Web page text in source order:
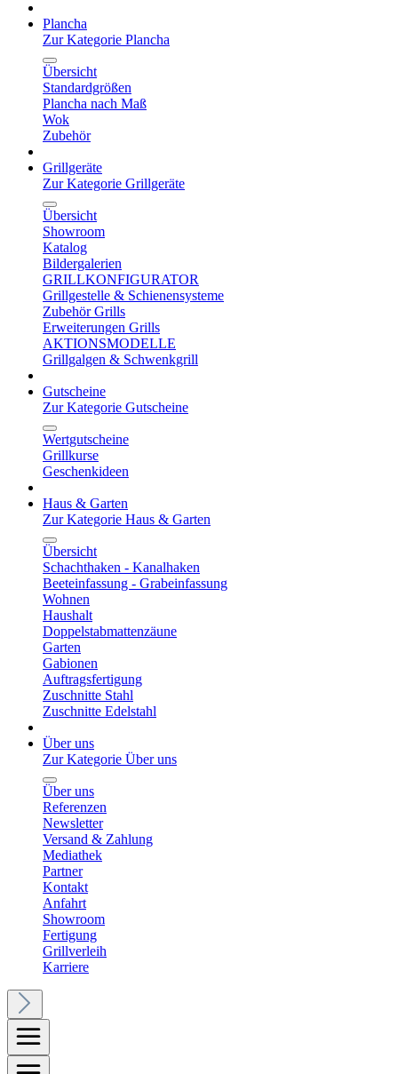
Plancha
Zur Kategorie Plancha
Übersicht
Standardgrößen
Plancha nach Maß
Wok
Zubehör
Grillgeräte
Zur Kategorie Grillgeräte
Übersicht
Showroom
Katalog
Bildergalerien
GRILLKONFIGURATOR
Grillgestelle & Schienensysteme
Zubehör Grills
Erweiterungen Grills
AKTIONSMODELLE
Grillgalgen & Schwenkgrill
Gutscheine
Zur Kategorie Gutscheine
Wertgutscheine
Grillkurse
Geschenkideen
Haus & Garten
Zur Kategorie Haus & Garten
Übersicht
Schachthaken - Kanalhaken
Beeteinfassung - Grabeinfassung
Wohnen
Haushalt
Doppelstabmattenzäune
Garten
Gabionen
Auftragsfertigung
Zuschnitte Stahl
Zuschnitte Edelstahl
Über uns
Zur Kategorie Über uns
Über uns
Referenzen
Newsletter
Versand & Zahlung
Mediathek
Partner
Kontakt
Anfahrt
Showroom
Fertigung
Grillverleih
Karriere